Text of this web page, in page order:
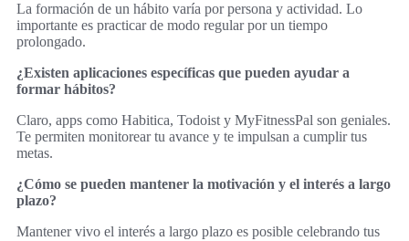
La formación de un hábito varía por persona y actividad. Lo
importante es practicar de modo regular por un tiempo
prolongado.
¿Existen aplicaciones específicas que pueden ayudar a
formar hábitos?
Claro, apps como Habitica, Todoist y MyFitnessPal son geniales.
Te permiten monitorear tu avance y te impulsan a cumplir tus
metas.
¿Cómo se pueden mantener la motivación y el interés a largo
plazo?
Mantener vivo el interés a largo plazo es posible celebrando tus